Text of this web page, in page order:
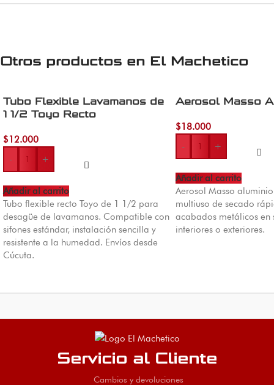
Otros productos en El Machetico
Tubo Flexible Lavamanos de
1 1/2 Toyo Recto
$12.000
-
+
Añadir al carrito
Tubo flexible recto Toyo de 1 1/2 para
desagüe de lavamanos. Compatible con
sifones estándar, instalación sencilla y
resistente a la humedad. Envíos desde
Cúcuta.
Aerosol Masso
$18.000
-
+
Añadir al carrito
Aerosol Masso
multiuso de secado
acabados metálicos en
interiores o exteriores.
Servicio al Cliente
Cambios y devoluciones